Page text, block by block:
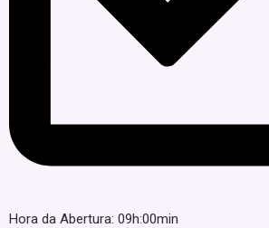
Hora da Abertura: 09h:00min